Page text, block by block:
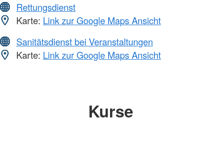
Rettungsdienst
Karte: Link zur Google Maps Ansicht
Sanitätsdienst bei Veranstaltungen
Karte: Link zur Google Maps Ansicht
Kurse